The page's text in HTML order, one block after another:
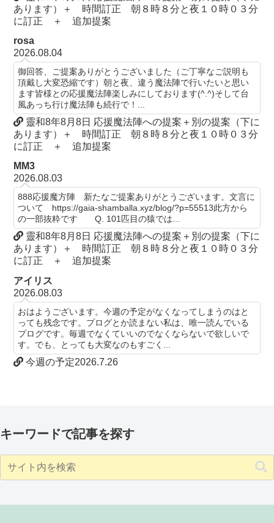
あります）＋ 時間訂正 朝８時８分と夜１０時０３分
に訂正 ＋ 追加提案
rosa
2026.08.04
御回答、ご提案ありがとうございました（ご丁寧なご説明も
頂戴し大変恐縮です）朝と夜、違う魔法陣で行いたいと思い
ます皆様との応援魔法陣楽しみにしております(^.^)そして台
風あっち行け魔法陣も続行で！...
靈和8年8月8日 応援魔法陣への提案＋別の提案（下に
あります）＋ 時間訂正 朝８時８分と夜１０時０３分
に訂正 ＋ 追加提案
MM3
2026.08.03
888応援魔方陣 新たなご提案ありがとうございます。文言に
ついて https://gaia-shamballa.xyz/blog/?p=55513此方から
の一部抜粋です Q. 101匹目の猿では...
靈和8年8月8日 応援魔法陣への提案＋別の提案（下に
あります）＋ 時間訂正 朝８時８分と夜１０時０３分
に訂正 ＋ 追加提案
アイリス
2026.08.03
おはようございます。今週の予定がなくなってしまうのはと
っても残念です。プログとか読まない私は、唯一読んでいる
プログです。毎週でなくていいのでなくならないで欲しいで
す。でも、とっても大変なのもすごく...
今週の予定2026.7.26
キーワードで記事を探す